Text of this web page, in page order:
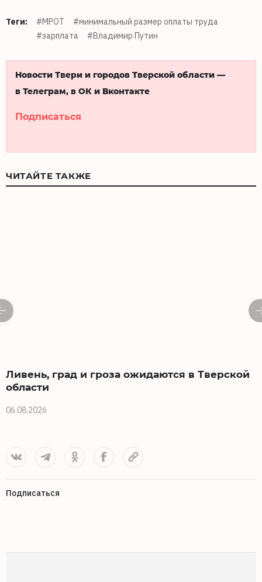
Теги: #МРОТ
#минимальный размер оплаты труда
#зарплата
#Владимир Путин
Новости Твери и городов Тверской области —
в Телеграм, в ОК и Вконтакте
Подписаться
ЧИТАЙТЕ ТАКЖЕ
Ливень, град и гроза ожидаются в Тверской
области
06.08.2026
Подписаться